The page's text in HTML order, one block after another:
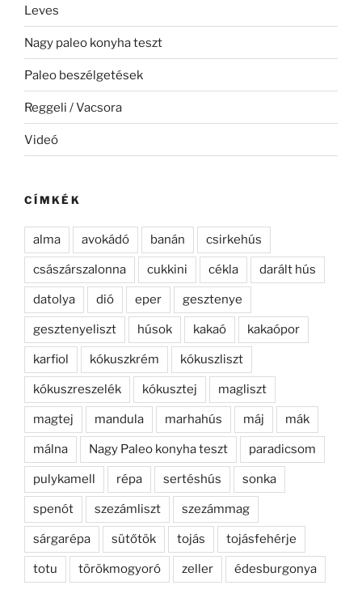
Leves
Nagy paleo konyha teszt
Paleo beszélgetések
Reggeli / Vacsora
Videó
CÍMKÉK
alma avokádó banán csirkehús
császárszalonna cukkini cékla darált hús
datolya dió eper gesztenye
gesztenyeliszt húsok kakaó kakaópor
karfiol kókuszkrém kókuszliszt
kókuszreszelék kókusztej magliszt
magtej mandula marhahús máj mák
málna Nagy Paleo konyha teszt paradicsom
pulykamell répa sertéshús sonka
spenót szezámliszt szezámmag
sárgarépa sütőtök tojás tojásfehérje
totu törökmogyoró zeller édesburgonya